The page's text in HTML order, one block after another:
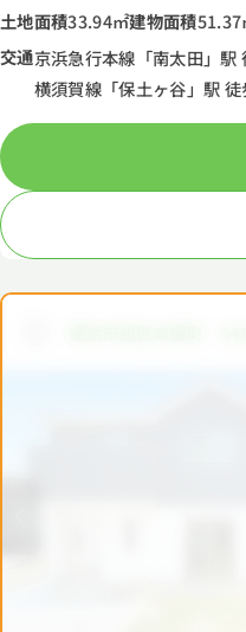
土地面積33.94㎡建物面積51.37
交通京浜急行本線「南太田」駅
横須賀線「保土ヶ谷」駅